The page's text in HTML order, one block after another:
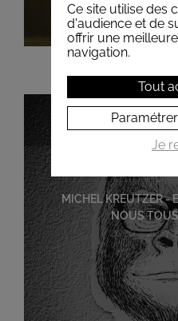
MICHEL KREUTZER -
NOUS TOUS
2020 - 2021
Ce site utilise des
d'audience et de
offrir une
navigation.
Tout
Je